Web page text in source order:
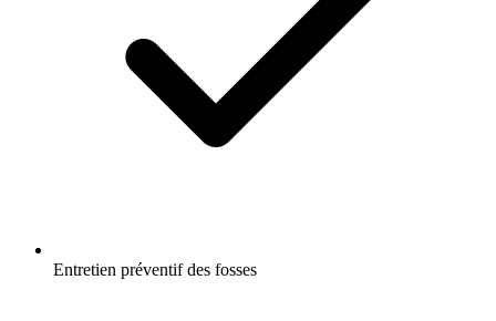
Entretien préventif des fosses